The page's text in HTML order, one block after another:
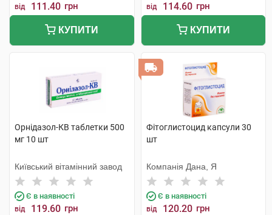
від 111.40 грн
КУПИТИ
від 114.60 грн
КУПИТИ
Орнідазол-КВ таблетки 500
мг 10 шт
Київський вітамінний завод
Є в наявності
від 119.60 грн
Фітоглистоцид капсули 30
шт
Компанія Дана, Я
Є в наявності
від 120.20 грн